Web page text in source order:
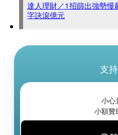
達人理財／1招篩出強勢
字訣滾億元
支
小心
小額贊